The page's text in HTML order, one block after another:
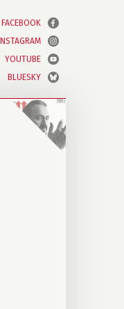
FACEBOOK
INSTAGRAM
YOUTUBE
BLUESKY